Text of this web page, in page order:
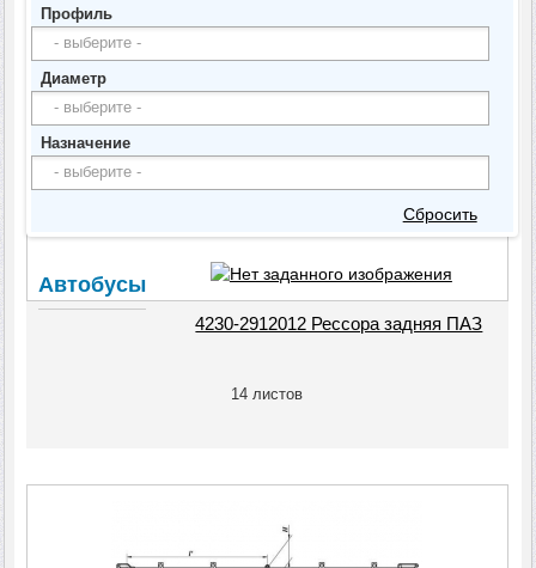
Профиль
Диаметр
Назначение
Сбросить
Автобусы
4230-2912012 Рессора задняя ПАЗ
14 листов